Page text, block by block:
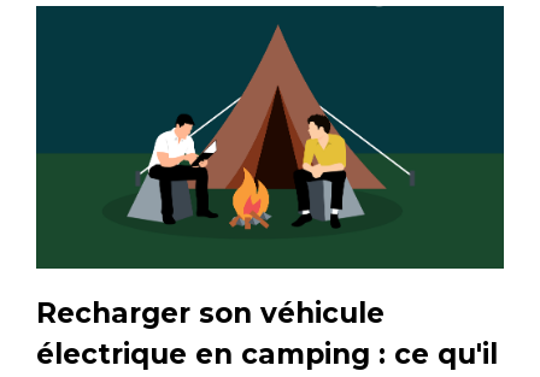
Recharger son véhicule
électrique en camping : ce qu'il